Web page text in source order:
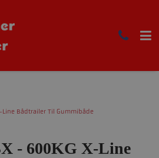
Line Bådtrailer Til Gummibåde
- 600KG X-Line